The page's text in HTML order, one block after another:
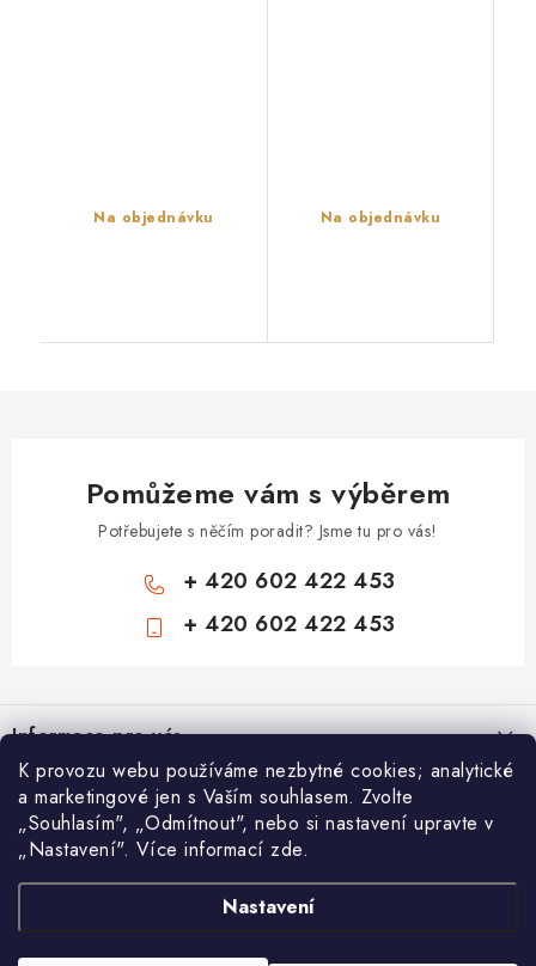
K provozu webu používáme nezbytné cookies; analytické
a marketingové jen s Vaším souhlasem. Zvolte
„Souhlasím", „Odmítnout", nebo si nastavení upravte v
„Nastavení". Více informací zde.
Nastavení
Na objednávku Na objednávku
Pomůžeme vám s výběrem
Potřebujete s něčím poradit? Jsme tu pro vás!
+ 420 602 422 453
+ 420 602 422 453
á
pInformace pro vás
Zámečnické služby
Státní instituce
Bezpečnostní třídy - PYRAMIDA BEZPEČNOSTI
Nákupní košík
0KS /0 KČ
Vyhledávání
HLEDAT
AAA Trezory VA & MA, s.r.o.